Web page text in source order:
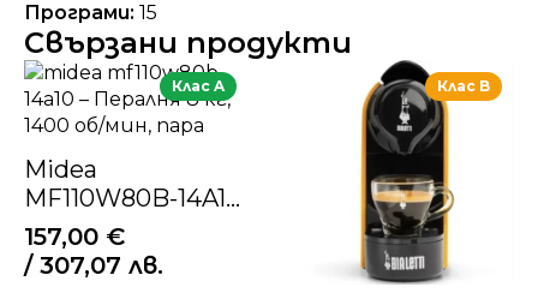
Програми: 15
Свързани продукти
Клас A
Midea
MF110W80B-14A10
– Пералня 8 кг,
1400 об/мин, пара
157,00 €
/ 307,07 лв.
Клас B